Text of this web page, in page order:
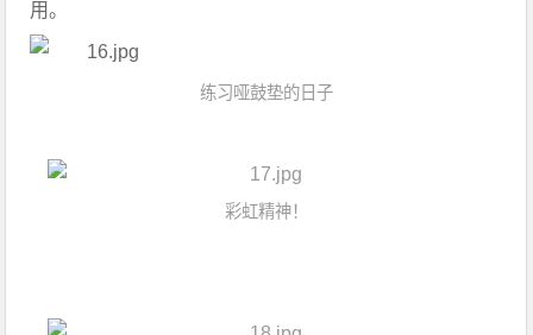
用。
练习哑鼓垫的日子
彩虹精神！